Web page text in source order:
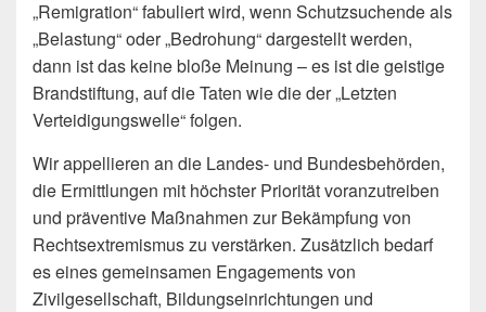
„Remigration“ fabuliert wird, wenn Schutzsuchende als
„Belastung“ oder „Bedrohung“ dargestellt werden,
dann ist das keine bloße Meinung – es ist die geistige
Brandstiftung, auf die Taten wie die der „Letzten
Verteidigungswelle“ folgen.
Wir appellieren an die Landes- und Bundesbehörden,
die Ermittlungen mit höchster Priorität voranzutreiben
und präventive Maßnahmen zur Bekämpfung von
Rechtsextremismus zu verstärken. Zusätzlich bedarf
es eines gemeinsamen Engagements von
Zivilgesellschaft, Bildungseinrichtungen und